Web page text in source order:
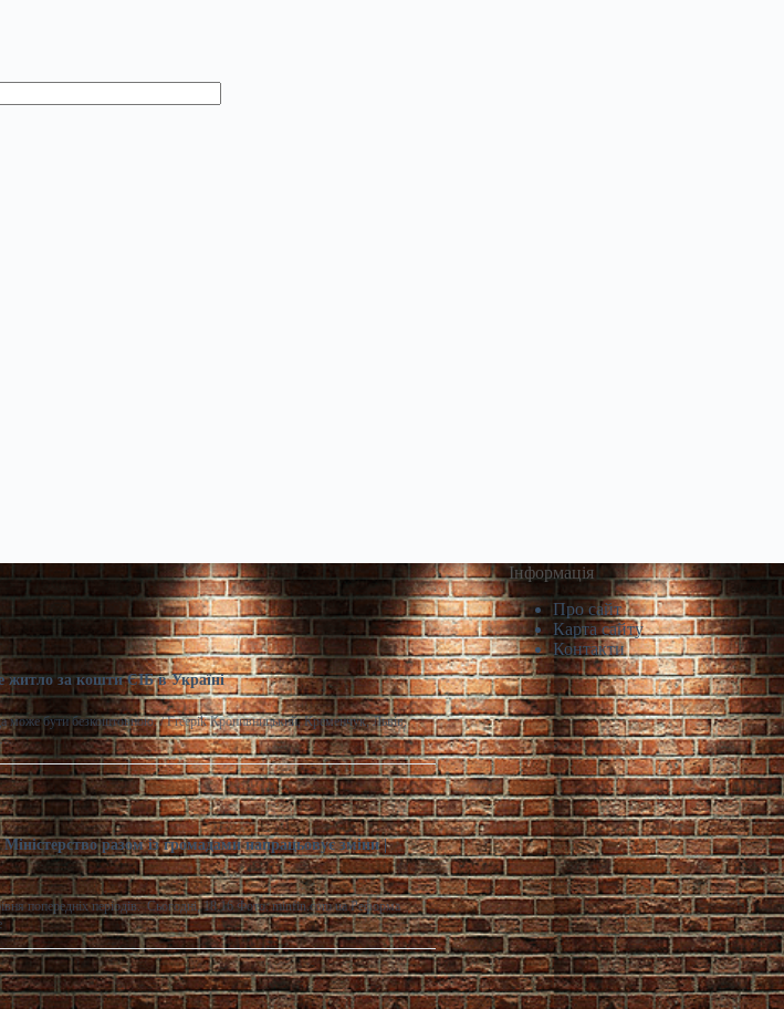
житло за кошти ЄІБ в Україні
може бути безкоштовною. / Freepik Кропивницький, Кременчук, Львів,
разом із громадами напрацьовує зміни |
попередніх періодів. Сьогодні, 18:16 Фото: minfin.com.ua Реформа
Інформація
Про сайт
Карта сайту
Контакти